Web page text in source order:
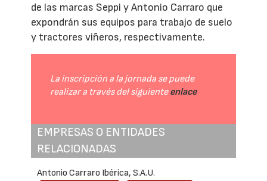
de las marcas Seppi y Antonio Carraro que
expondrán sus equipos para trabajo de suelo
y tractores viñeros, respectivamente.
La inscripción a la jornada se puede
realizar a través del siguienteenlace
EMPRESAS O ENTIDADES
RELACIONADAS
Antonio Carraro Ibérica, S.A.U.